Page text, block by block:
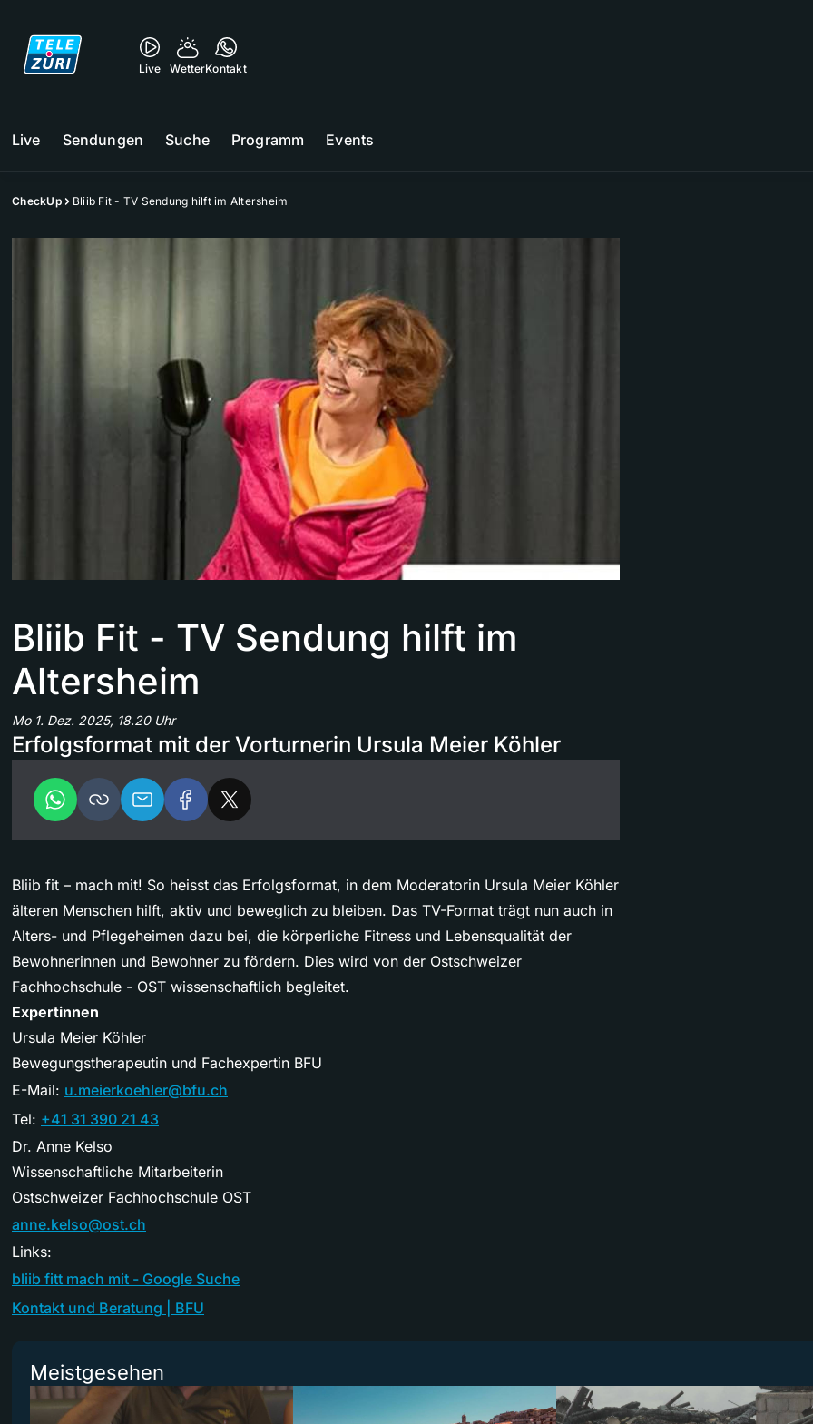
Live WetterKontakt
Live Sendungen Suche Programm Events
CheckUp Bliib Fit - TV Sendung hilft im Altersheim
Bliib Fit - TV Sendung hilft im
Altersheim
Mo 1. Dez. 2025, 18.20 Uhr
Erfolgsformat mit der Vorturnerin Ursula Meier Köhler
Bliib fit – mach mit! So heisst das Erfolgsformat, in dem Moderatorin Ursula Meier Köhler
älteren Menschen hilft, aktiv und beweglich zu bleiben. Das TV-Format trägt nun auch in
Alters- und Pflegeheimen dazu bei, die körperliche Fitness und Lebensqualität der
Bewohnerinnen und Bewohner zu fördern. Dies wird von der Ostschweizer
Fachhochschule - OST wissenschaftlich begleitet.
Expertinnen
Ursula Meier Köhler
Bewegungstherapeutin und Fachexpertin BFU
E-Mail: u.meierkoehler@bfu.ch
Tel: +41 31 390 21 43
Dr. Anne Kelso
Wissenschaftliche Mitarbeiterin
Ostschweizer Fachhochschule OST
anne.kelso@ost.ch
Links:
bliib fitt mach mit - Google Suche
Kontakt und Beratung | BFU
Meistgesehen